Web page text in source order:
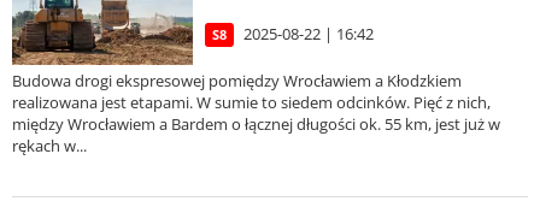
S8 2025-08-22 | 16:42
Budowa drogi ekspresowej pomiędzy Wrocławiem a Kłodzkiem
realizowana jest etapami. W sumie to siedem odcinków. Pięć z nich,
między Wrocławiem a Bardem o łącznej długości ok. 55 km, jest już w
rękach w...